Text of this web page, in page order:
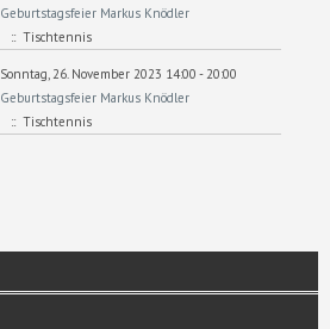
Geburtstagsfeier Markus Knödler
:: Tischtennis
Sonntag, 26. November 2023 14:00 - 20:00
Geburtstagsfeier Markus Knödler
:: Tischtennis